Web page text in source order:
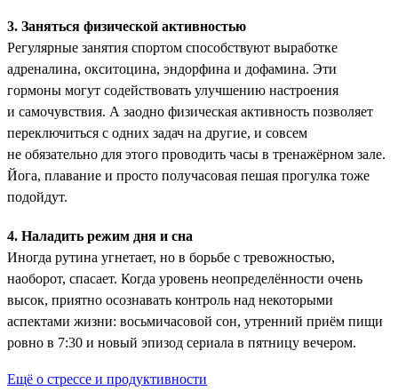
3. Заняться физической активностью
Регулярные занятия спортом способствуют выработке
адреналина, окситоцина, эндорфина и дофамина. Эти
гормоны ­могут содействовать улучшению настроения
и самочувствия. А заодно физическая активность позволяет
переключиться с одних задач на другие, и совсем
не обязательно для этого проводить часы в тренажёрном зале.
Йога, плавание и просто получасовая пешая прогулка тоже
подойдут.
4. Наладить режим дня и сна
Иногда рутина угнетает, но в борьбе с тревожностью,
наоборот, спасает. Когда уровень неопределённости очень
высок, приятно осознавать контроль над некоторыми
аспектами жизни: восьмичасовой сон, утренний приём пищи
ровно в 7:30 и новый эпизод сериала в пятницу вечером.
Ещё о стрессе и продуктивности